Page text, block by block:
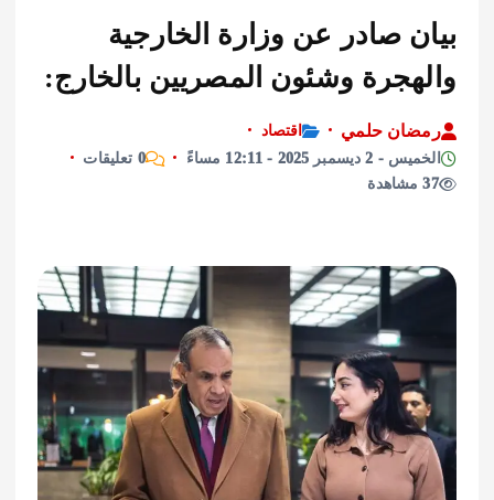
التحرير:مني أمين
صادر عن وزارة الخارجية
وشئون المصريين بالخارج:
حلمي
اقتصاد
2025 - 12:11 مساءً
0 تعليقات